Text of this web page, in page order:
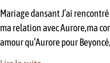
Mariage dansant J’ai
ma relation avec Aurore,ma
amour qu’Aurore pour